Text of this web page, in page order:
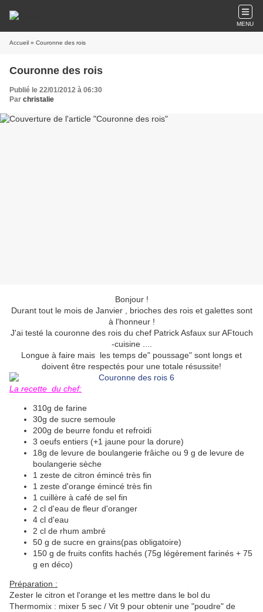
MENU
Accueil » Couronne des rois
Couronne des rois
Publié le 22/01/2012 à 06:30
Par christalie
Bonjour !
Durant tout le mois de Janvier , brioches des rois et galettes sont
à l'honneur !
J'ai testé la couronne des rois du chef Patrick Asfaux sur AFtouch
-cuisine ....
Longue à faire mais les temps de" poussage" sont longs et
doivent être respectés pour une totale résussite!
La recette du chef:
310g de farine
30g de sucre semoule
200g de beurre fondu et refroidi
3 oeufs entiers (+1 jaune pour la dorure)
18g de levure de boulangerie frâiche ou 9 g de levure de
boulangerie sèche
1 zeste de citron émincé très fin
1 zeste d'orange émincé très fin
1 cuillère à café de sel fin
2 cl d'eau de fleur d'oranger
4 cl d'eau
2 cl de rhum ambré
50 g de sucre en grains(pas obligatoire)
150 g de fruits confits hachés (75g légèrement farinés + 75
g en déco)
Préparation :
Zester le citron et l'orange et les mettre dans le bol du
Thermomix : mixer 5 sec / Vit 9 pour obtenir une "poudre" de